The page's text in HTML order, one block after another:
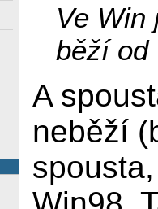
Ve Win
běží od
A
neběží